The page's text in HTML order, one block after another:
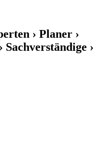
› Planer ›
›